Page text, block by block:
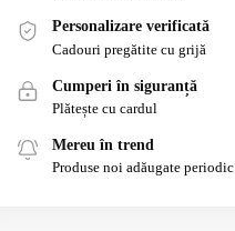
Personalizare verificată
Cadouri pregătite cu grijă
Cumperi în siguranță
Plătește cu cardul
Mereu în trend
Produse noi adăugate periodic